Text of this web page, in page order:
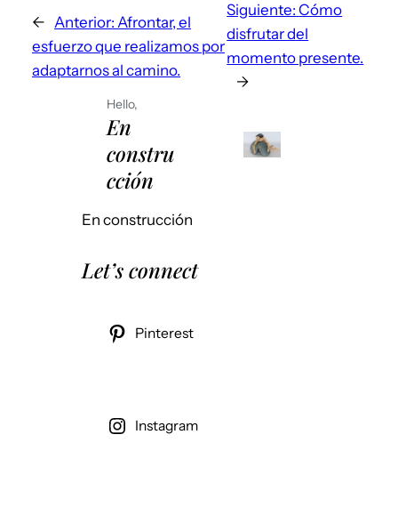
← Anterior: Afrontar, el
esfuerzo que realizamos por
adaptarnos al camino.
Siguiente: Cómo
disfrutar del
momento presente.
→
Hello,
En
constru
cción
En construcción
Let’s connect
Pinterest
Instagram